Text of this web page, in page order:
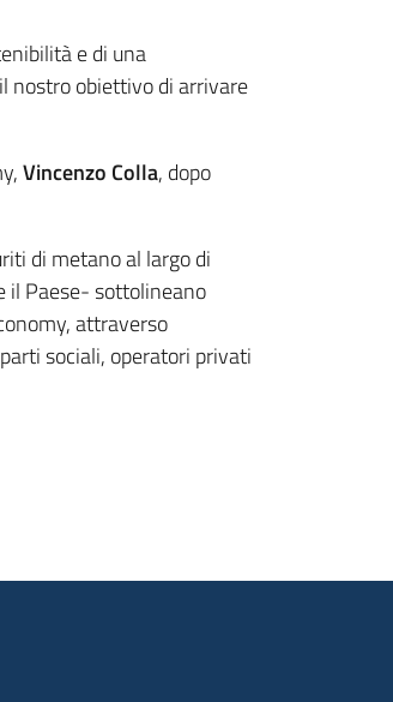
e di una
nostro obiettivo di arrivare
Vincenzo Colla, dopo
di metano al largo di
il Paese- sottolineano
attraverso
sociali, operatori privati